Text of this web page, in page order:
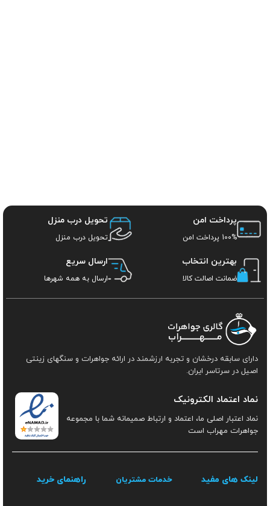
پرداخت امن
100% پرداخت امن
تحویل درب منزل
تحویل درب منزل
بهترین انتخاب
ضمانت اصالت کالا
ارسال سریع
ارسال به همه شهرها
دارای سابقه درخشان و تجربه ارزشمند در ارائه جواهرات و سنگهای زینتی
اصیل در سرتاسر ایران.
نماد اعتماد الکترونیک
نماد اعتبار اصلی ما، اعتماد و ارتباط صمیمانه شما با مجموعه
جواهرات مهراب است
لینک های مفید خدمات مشتریان راهنمای خرید